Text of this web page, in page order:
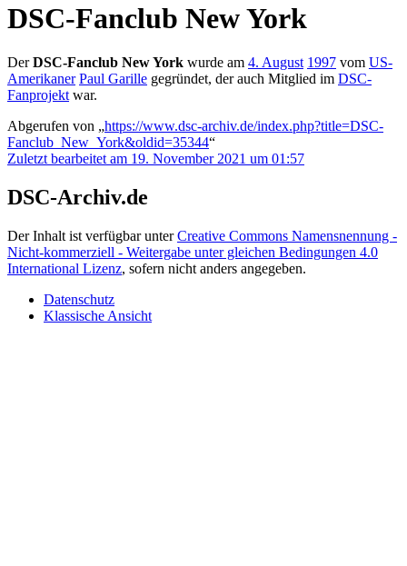
DSC-Fanclub New York
DerDSC-Fanclub New York wurde am 4. August 1997 vom US-
Amerikaner Paul Garille gegründet, der auch Mitglied im DSC-
Fanprojekt war.
Abgerufen von „https://www.dsc-archiv.de/index.php?title=DSC-
Fanclub_New_York&oldid=35344“
Zuletzt bearbeitet am 19. November 2021 um 01:57
DSC-Archiv.de
Der Inhalt ist verfügbar unterCreative Commons Namensnennung -
Nicht-kommerziell - Weitergabe unter gleichen Bedingungen 4.0
International Lizenz, sofern nicht anders angegeben.
Datenschutz
Klassische Ansicht